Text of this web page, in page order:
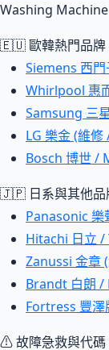
Washing
🇪🇺 歐韓熱門品牌
Siemens 西
Whirlpool 惠
Samsung 三
LG 樂金 (維修
Bosch 博世 /
🇯🇵 日系與其他品
Panasonic 樂
Hitachi 日立 /
Zanussi 金章
Brandt 白朗 /
Fortress 豐澤
⚠ 故障急救與代碼